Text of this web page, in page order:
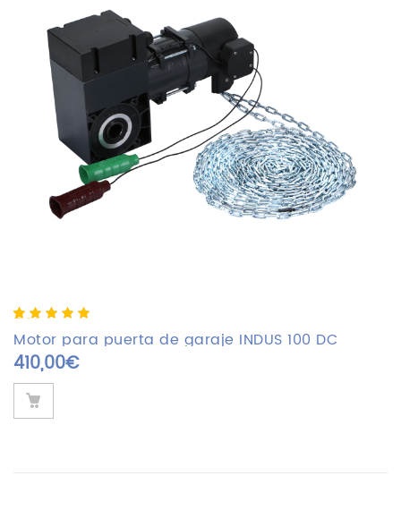
5.00 out of
5
based on
1
customer
rating
Motor para puerta de garaje INDUS 100 DC
410,00€